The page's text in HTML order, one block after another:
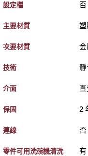
設定檔 否
主要材質 塑
次要材質 金
技術 靜
介面
保固 2
連線 否
零件可用洗碗機清洗 有